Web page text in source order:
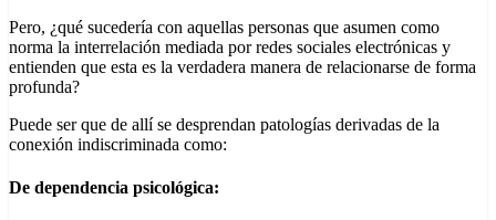
Pero, ¿qué sucedería con aquellas personas que asumen como
norma la interrelación mediada por redes sociales electrónicas y
entienden que esta es la verdadera manera de relacionarse de forma
profunda?
Puede ser que de allí se desprendan patologías derivadas de la
conexión indiscriminada como:
De dependencia psicológica: